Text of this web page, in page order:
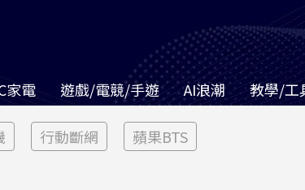
家電 遊戲/電競/手遊 AI浪潮 教學/工
行動斷網 蘋果BTS